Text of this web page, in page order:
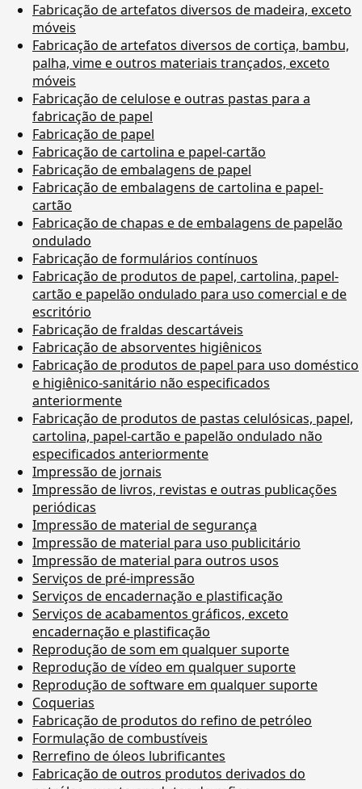
Fabricação de artefatos diversos de madeira, exceto
móveis
Fabricação de artefatos diversos de cortiça, bambu,
palha, vime e outros materiais trançados, exceto
móveis
Fabricação de celulose e outras pastas para a
fabricação de papel
Fabricação de papel
Fabricação de cartolina e papel-cartão
Fabricação de embalagens de papel
Fabricação de embalagens de cartolina e papel-
cartão
Fabricação de chapas e de embalagens de papelão
ondulado
Fabricação de formulários contínuos
Fabricação de produtos de papel, cartolina, papel-
cartão e papelão ondulado para uso comercial e de
escritório
Fabricação de fraldas descartáveis
Fabricação de absorventes higiênicos
Fabricação de produtos de papel para uso doméstico
e higiênico-sanitário não especificados
anteriormente
Fabricação de produtos de pastas celulósicas, papel,
cartolina, papel-cartão e papelão ondulado não
especificados anteriormente
Impressão de jornais
Impressão de livros, revistas e outras publicações
periódicas
Impressão de material de segurança
Impressão de material para uso publicitário
Impressão de material para outros usos
Serviços de pré-impressão
Serviços de encadernação e plastificação
Serviços de acabamentos gráficos, exceto
encadernação e plastificação
Reprodução de som em qualquer suporte
Reprodução de vídeo em qualquer suporte
Reprodução de software em qualquer suporte
Coquerias
Fabricação de produtos do refino de petróleo
Formulação de combustíveis
Rerrefino de óleos lubrificantes
Fabricação de outros produtos derivados do